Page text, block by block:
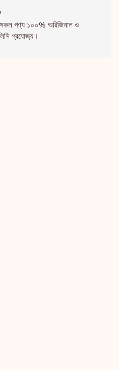
পণ্য ১০০% অরিজিনাল ও
প্রযোজ্য।